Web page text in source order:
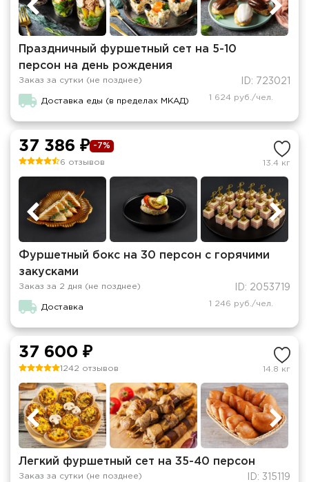
Праздничный фуршетный сет на 5-10
персон на день рождения
Заказ за сутки (не позднее) ID: 723021
Доставка еды (в пределах МКАД) 1 624 руб./чел.
37 386 ₽ -7%
6 отзывов 13.4 кг
Фуршетный бокс на 30 персон с горячими
закусками
Заказ за 2 дня (не позднее) ID: 2053719
Доставка 1 246 руб./чел.
37 600 ₽
1242 отзывов 14.8 кг
Легкий фуршетный сет на 35-40 персон
Заказ за сутки (не позднее) ID: 315119